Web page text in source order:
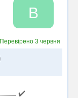
B
Перевірено 3 червня
✔️